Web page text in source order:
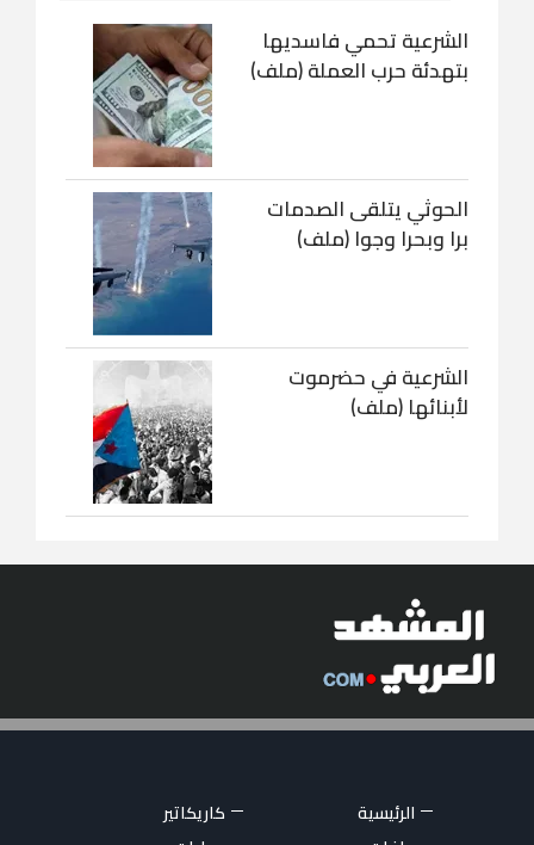
الشرعية تحمي فاسديها
بتهدئة حرب العملة (ملف)
الحوثي يتلقى الصدمات
برا وبحرا وجوا (ملف)
الشرعية في حضرموت
لأبنائها (ملف)
الرئيسية
كاريكاتير